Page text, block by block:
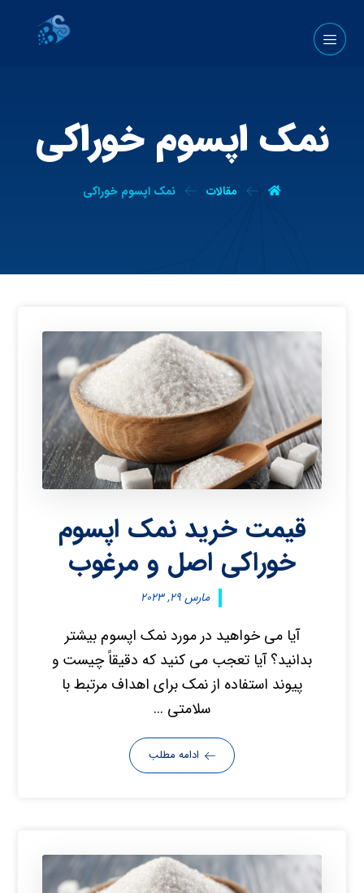
نمک اپسوم خوراکی
مقالات نمک اپسوم خوراکی
قیمت خرید نمک اپسوم
خوراکی اصل و مرغوب
مارس ۲۹, ۲۰۲۳
آیا می خواهید در مورد نمک اپسوم بیشتر
بدانید؟ آیا تعجب می کنید که دقیقاً چیست و
پیوند استفاده از نمک برای اهداف مرتبط با
سلامتی ...
ادامه مطلب